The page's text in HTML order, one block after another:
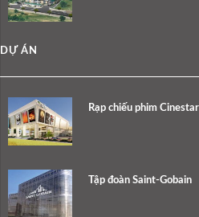
DỰ ÁN
Rạp chiếu phim
Tập đoàn Saint-Gobain